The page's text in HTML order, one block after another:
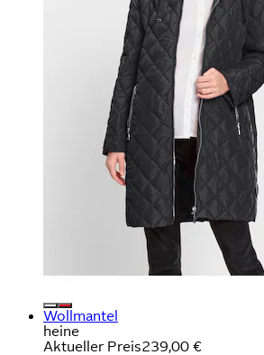
Wollmantel
heine
Aktueller Preis239,00 €